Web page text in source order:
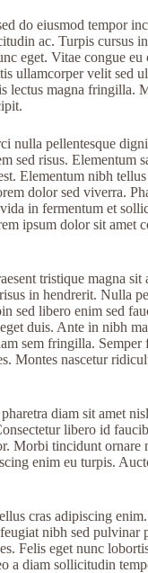
do eiusmod tempor
ac. Turpis cursus
eget. Vitae congue
ullamcorper velit sed
lectus magna fringilla.
nulla pellentesque
sed risus. Elementum
Elementum nibh
dolor sed viverra.
in fermentum et
ipsum dolor sit amet
tristique magna
in hendrerit. Nulla
sed libero enim sed
duis. Ante in nibh
sem fringilla.
Montes nascetur
diam sit amet
libero id
Morbi tincidunt ornare
enim eu turpis.
cras adipiscing
nibh sed
Felis eget nunc
a diam sollicitudin